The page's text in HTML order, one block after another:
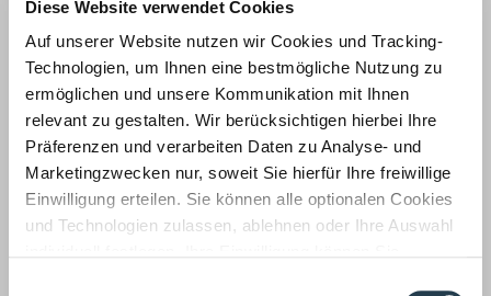
Diese Website verwendet Cookies
Auf unserer Website nutzen wir Cookies und Tracking-
Technologien, um Ihnen eine bestmögliche Nutzung zu
ermöglichen und unsere Kommunikation mit Ihnen
relevant zu gestalten. Wir berücksichtigen hierbei Ihre
Präferenzen und verarbeiten Daten zu Analyse- und
Marketingzwecken nur, soweit Sie hierfür Ihre freiwillige
Einwilligung erteilen. Sie können alle optionalen Cookies
und Technologien zulassen, ablehnen oder Ihre Auswahl
Wir unterstützen uns gegenseitig und teilen gerne
unser Wissen.
Wir lernen vom Know-how aller Kolleg:innen und
Berufsträger:innen.
Es gibt viele gute Gründe, zur WWS zu kommen.Lesen Sie
selbst.Es lohnt sich.